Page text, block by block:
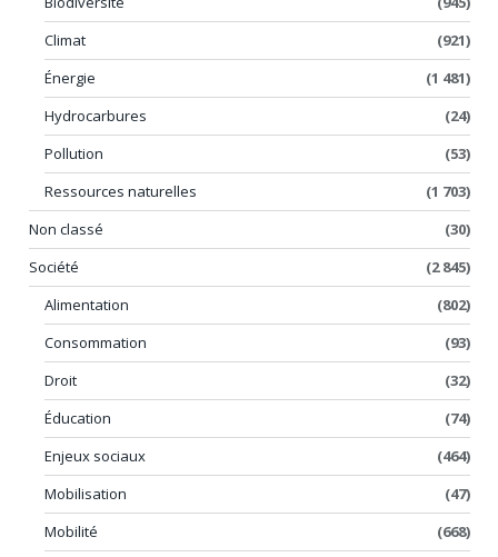
Climat
(921)
Énergie
(1 481)
Hydrocarbures
(24)
Pollution
(53)
Ressources naturelles
(1 703)
Non classé
(30)
Société
(2 845)
Alimentation
(802)
Consommation
(93)
Droit
(32)
Éducation
(74)
Enjeux sociaux
(464)
Mobilisation
(47)
Mobilité
(668)